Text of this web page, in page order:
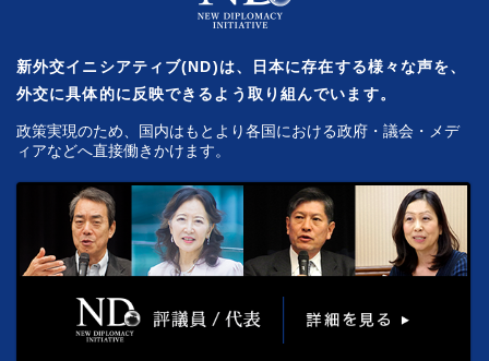
新外交イニシアティブ(ND)は、日本に存在する様々な声を、
外交に具体的に反映できるよう取り組んでいます。
政策実現のため、国内はもとより各国における政府・議会・メデ
ィアなどへ直接働きかけます。